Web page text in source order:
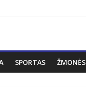
SPORTAS ŽMONĖS